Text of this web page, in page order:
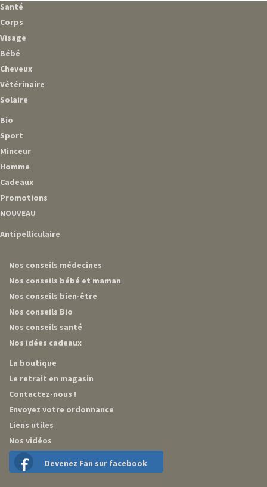
Santé
Corps
Visage
Bébé
Cheveux
Vétérinaire
Solaire
Bio
Sport
Minceur
Homme
Cadeaux
Promotions
NOUVEAU
Antipelliculaire
Nos conseils médecines
Nos conseils bébé et maman
Nos conseils bien-être
Nos conseils Bio
Nos conseils santé
Nos idées cadeaux
La boutique
Le retrait en magasin
Contactez-nous !
Envoyez votre ordonnance
Liens utiles
Nos vidéos
Devenez Fan sur facebook